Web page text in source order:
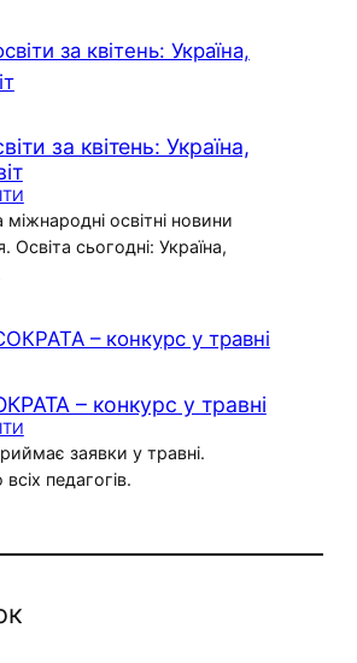
за квітень: Україна,
міжнародні освітні новини
Освіта сьогодні: Україна,
– конкурс у травні
заявки у травні.
педагогів.